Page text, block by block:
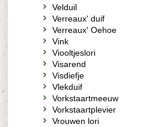
Velduil
Verreaux' duif
Verreaux' Oehoe
Vink
Viooltjeslori
Visarend
Visdiefje
Vlekduif
Vorkstaartmeeuw
Vorkstaartplevier
Vrouwen lori